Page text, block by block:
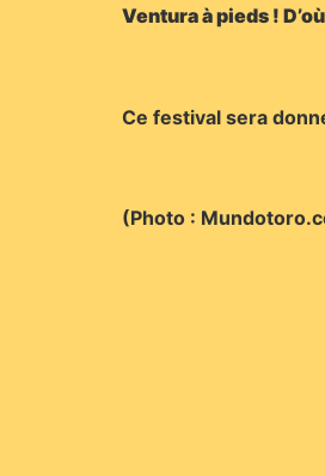
Ventura à pieds !
Ce festival sera
(Photo :